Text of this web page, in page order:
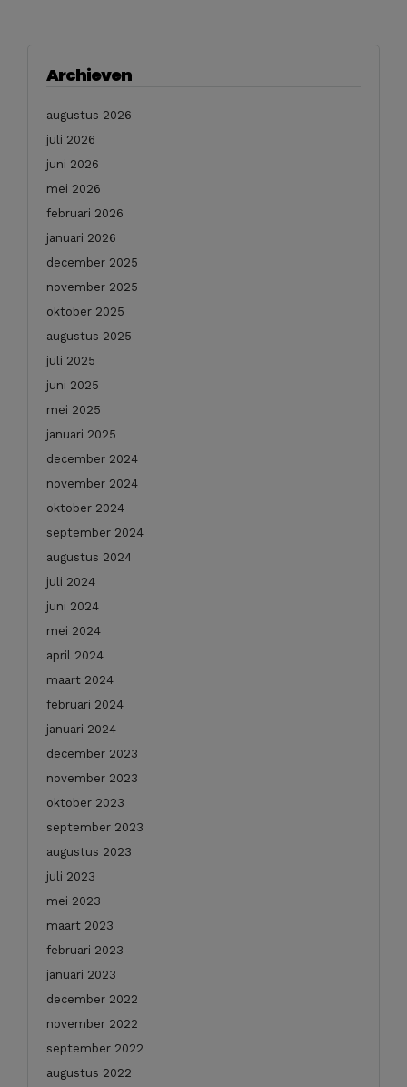
Archieven
augustus 2026
juli 2026
juni 2026
mei 2026
februari 2026
januari 2026
december 2025
november 2025
oktober 2025
augustus 2025
juli 2025
juni 2025
mei 2025
januari 2025
december 2024
november 2024
oktober 2024
september 2024
augustus 2024
juli 2024
juni 2024
mei 2024
april 2024
maart 2024
februari 2024
januari 2024
december 2023
november 2023
oktober 2023
september 2023
augustus 2023
juli 2023
mei 2023
maart 2023
februari 2023
januari 2023
december 2022
november 2022
september 2022
augustus 2022